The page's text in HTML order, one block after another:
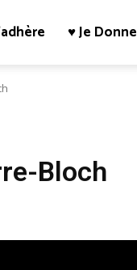
♥ Je Donne
Bloch